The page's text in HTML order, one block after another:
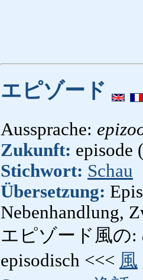
エピゾード
Aussprache:
Zukunft: episode
Stichwort: Schau
Übersetzung:
Nebenhandlung,
エピゾード風の:
episodisch <<< 風